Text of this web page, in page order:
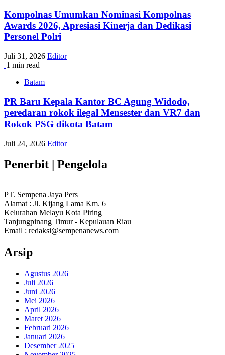
Kompolnas Umumkan Nominasi Kompolnas
Awards 2026, Apresiasi Kinerja dan Dedikasi
Personel Polri
Juli 31, 2026 Editor
1 min read
Batam
PR Baru Kepala Kantor BC Agung Widodo,
peredaran rokok ilegal Mensester dan VR7 dan
Rokok PSG dikota Batam
Juli 24, 2026 Editor
Penerbit | Pengelola
PT. Sempena Jaya Pers
Alamat : Jl. Kijang Lama Km. 6
Kelurahan Melayu Kota Piring
Tanjungpinang Timur - Kepulauan Riau
Email : redaksi@sempenanews.com
Arsip
Agustus 2026
Juli 2026
Juni 2026
Mei 2026
April 2026
Maret 2026
Februari 2026
Januari 2026
Desember 2025